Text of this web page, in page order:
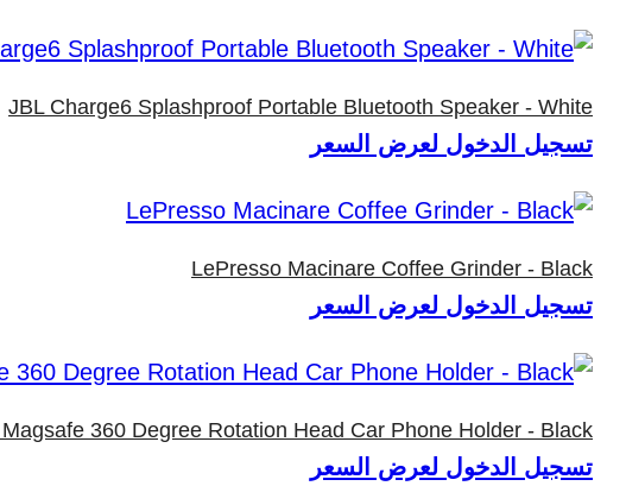
JBL Charge6 Splashproof Portable Bluetooth Speaker - White
تسجيل الدخول لعرض السعر
LePresso Macinare Coffee Grinder - Black
تسجيل الدخول لعرض السعر
360 Degree Rotation Head Car Phone Holder - Black
تسجيل الدخول لعرض السعر